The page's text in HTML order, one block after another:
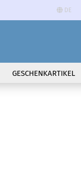
DE
GESCHENKARTIKEL